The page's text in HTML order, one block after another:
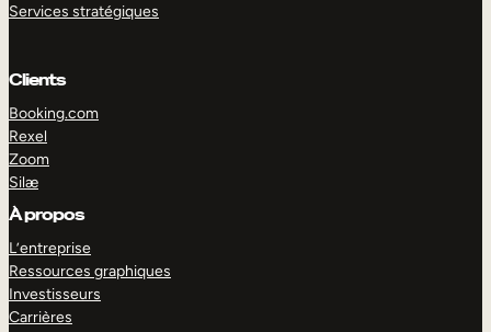
Services stratégiques
Clients
Booking.com
Rexel
Zoom
Silæ
À propos
L’entreprise
Ressources graphiques
Investisseurs
Carrières